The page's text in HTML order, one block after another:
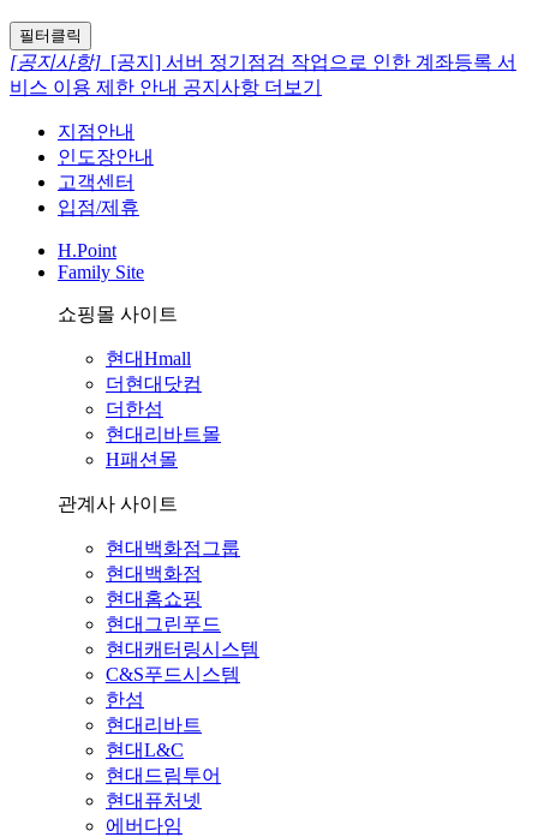
필터클릭
[공지사항] [공지] 서버 정기점검 작업으로 인한 계좌등록 서
비스 이용 제한 안내 공지사항 더보기
지점안내
인도장안내
고객센터
입점/제휴
H.Point
Family Site
쇼핑몰 사이트
현대Hmall
더현대닷컴
더한섬
현대리바트몰
H패션몰
관계사 사이트
현대백화점그룹
현대백화점
현대홈쇼핑
현대그린푸드
현대캐터링시스템
C&S푸드시스템
한섬
현대리바트
현대L&C
현대드림투어
현대퓨처넷
에버다임